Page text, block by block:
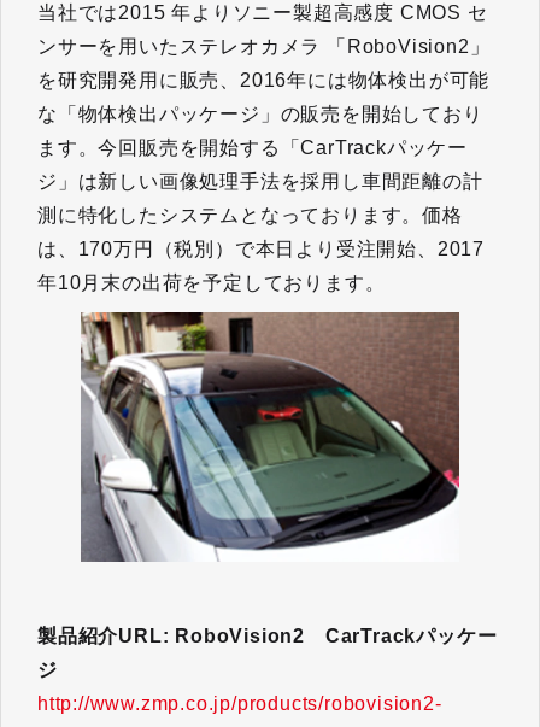
当社では2015 年よりソニー製超高感度 CMOS セ
ンサーを用いたステレオカメラ 「RoboVision2」
を研究開発用に販売、2016年には物体検出が可能
な「物体検出パッケージ」の販売を開始しており
ます。今回販売を開始する「CarTrackパッケー
ジ」は新しい画像処理手法を採用し車間距離の計
測に特化したシステムとなっております。価格
は、170万円（税別）で本日より受注開始、2017
年10月末の出荷を予定しております。
製品紹介URL: RoboVision2 CarTrackパッケー
ジ
http://www.zmp.co.jp/products/robovision2-